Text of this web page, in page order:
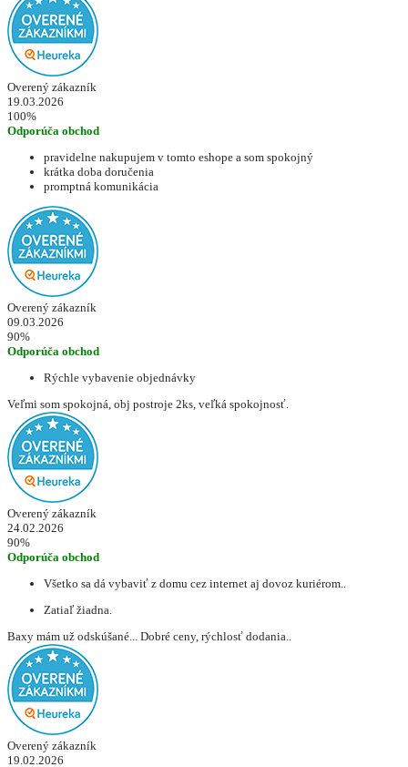
Overený zákazník
19.03.2026
100%
Odporúča obchod
pravidelne nakupujem v tomto eshope a som spokojný
krátka doba doručenia
promptná komunikácia
Overený zákazník
09.03.2026
90%
Odporúča obchod
Rýchle vybavenie objednávky
Veľmi som spokojná, obj postroje 2ks, veľká spokojnosť.
Overený zákazník
24.02.2026
90%
Odporúča obchod
Všetko sa dá vybaviť z domu cez internet aj dovoz kuriérom..
Zatiaľ žiadna.
Baxy mám už odskúšané... Dobré ceny, rýchlosť dodania..
Overený zákazník
19.02.2026